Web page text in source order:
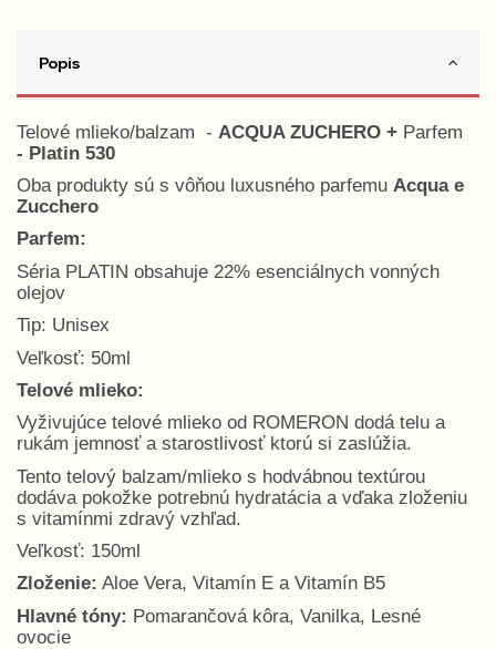
Popis
Telové mlieko/balzam - ACQUA ZUCHERO + Parfem
- Platin 530
Oba produkty sú s vôňou luxusného parfemu Acqua e
Zucchero
Parfem:
Séria PLATIN obsahuje 22% esenciálnych vonných
olejov
Tip: Unisex
Veľkosť: 50ml
Telové mlieko:
Vyživujúce telové mlieko od ROMERON dodá telu a
rukám jemnosť a starostlivosť ktorú si zaslúžia.
Tento telový balzam/mlieko s hodvábnou textúrou
dodáva pokožke potrebnú hydratácia a vďaka zloženiu
s vitamínmi zdravý vzhľad.
Veľkosť: 150ml
Zloženie: Aloe Vera, Vitamín E a Vitamín B5
Hlavné tóny: Pomarančová kôra, Vanilka, Lesné
ovocie